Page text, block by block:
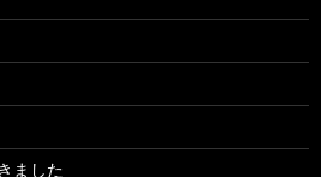
ました